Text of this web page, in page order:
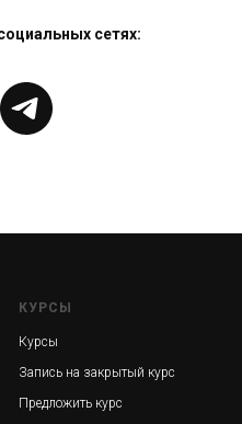
сетях:
КУРСЫ
Курсы
Запись на закрытый курс
Предложить курс